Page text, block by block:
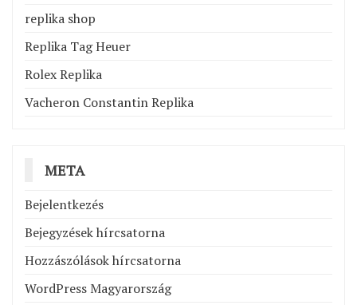
replika shop
Replika Tag Heuer
Rolex Replika
Vacheron Constantin Replika
META
Bejelentkezés
Bejegyzések hírcsatorna
Hozzászólások hírcsatorna
WordPress Magyarország